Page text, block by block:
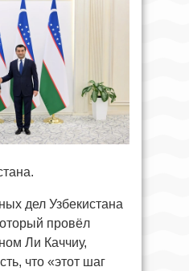
дел Узбекистана
провёл
Ли Каччиу,
что «этот шаг